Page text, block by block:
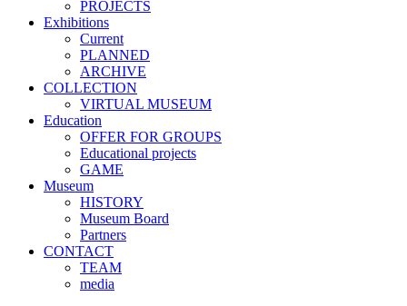
PROJECTS
Exhibitions
Current
PLANNED
ARCHIVE
COLLECTION
VIRTUAL MUSEUM
Education
OFFER FOR GROUPS
Educational projects
GAME
Museum
HISTORY
Museum Board
Partners
CONTACT
TEAM
media